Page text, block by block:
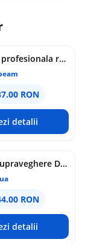
Lanterna profesionala reincarcabila Acebeam Pokelit AA, 1000 lumeni, 105 m, gri
RON
detalii
Camera supraveghere Dome analogica Dahua WizColor HAC-HDW1549X-A-PRO-0360B-DIP, 5 MP, 3.6 mm, lumina calda 50 m, microfon dublu
RON
detalii